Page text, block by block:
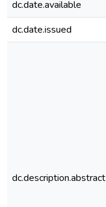
dc.date.available
dc.date.issued
dc.description.abstract